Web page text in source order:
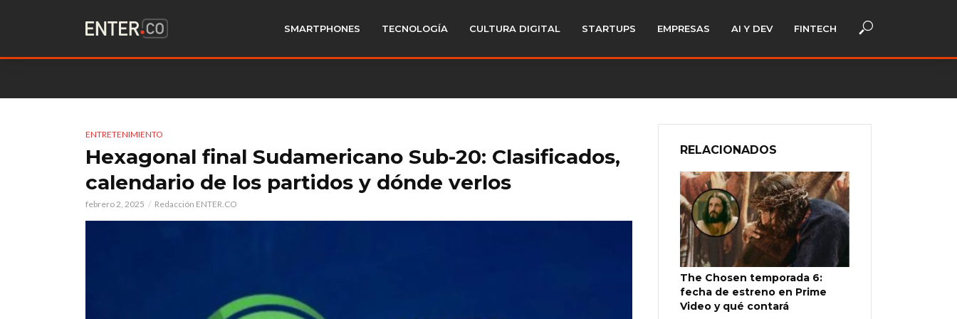
SMARTPHONES TECNOLOGÍA CULTURA DIGITAL STARTUPS EMPRESAS AI Y DEV FINTECH
ENTRETENIMIENTO
Hexagonal final Sudamericano Sub-20: Clasificados,
calendario de los partidos y dónde verlos
febrero 2, 2025 Redacción ENTER.CO
RELACIONADOS
The Chosen temporada 6:
fecha de estreno en Prime
Video y qué contará